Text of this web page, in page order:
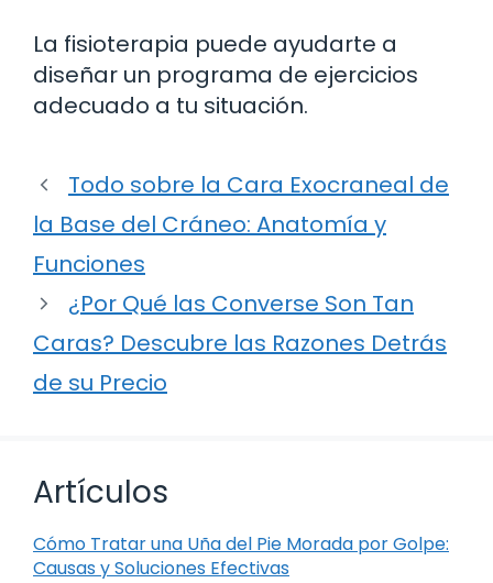
La fisioterapia puede ayudarte a
diseñar un programa de ejercicios
adecuado a tu situación.
Todo sobre la Cara Exocraneal de
la Base del Cráneo: Anatomía y
Funciones
¿Por Qué las Converse Son Tan
Caras? Descubre las Razones Detrás
de su Precio
Artículos
Cómo Tratar una Uña del Pie Morada por Golpe:
Causas y Soluciones Efectivas